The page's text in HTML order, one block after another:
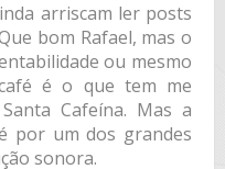
arriscam ler posts
bom Rafael, mas o
ou mesmo
é o que tem me
Cafeína. Mas a
por um dos grandes
sonora.